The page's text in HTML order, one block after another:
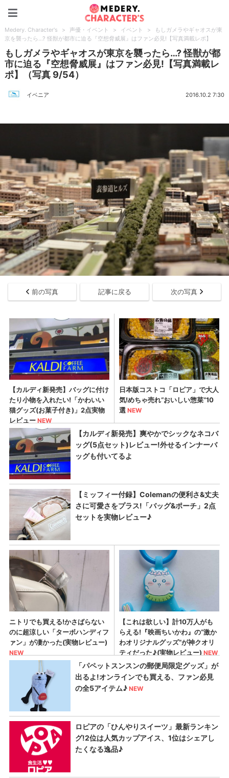
Medery. Character's > 声優・イベント > イベント >
もしガメラやギャオスが東
京を襲ったら…? 怪獣が都市に迫る『空想脅威展』はファン必見!【写真満載レポ】
もしガメラやギャオスが東京を襲ったら…? 怪獣が都
市に迫る『空想脅威展』はファン必見!【写真満載レ
ポ】（写真 9/54）
イベニア 2016.10.2 7:30
前の写真 記事に戻る 次の写真